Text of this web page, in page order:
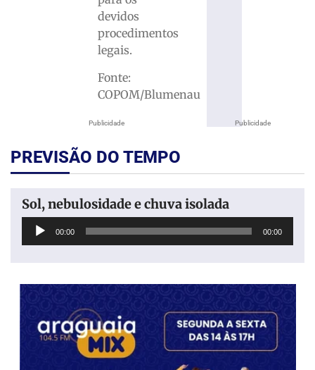
Publicidade
devidos
procedimentos
legais.
Fonte:
COPOM/Blumenau
Publicidade
PREVISÃO DO TEMPO
Sol, nebulosidade e chuva isolada
Tocador
00:00 00:00